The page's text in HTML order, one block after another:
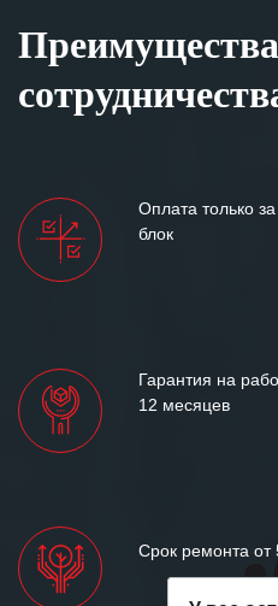
Преимущества
Оплата только
блок
Гарантия на
12 месяцев
Срок ремонта от